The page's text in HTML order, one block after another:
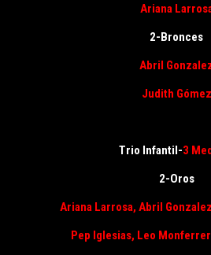
Ariana
2-Bronces
Abril
Judith Gómez
Trio Infantil-3
2-Oros
Ariana Larrosa, Abril
Pep Iglesias, Leo